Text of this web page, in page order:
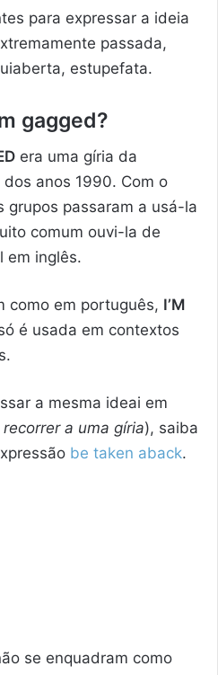
para expressar a ideia
passada,
estupefata.
gagged?
era uma gíria da
anos 1990. Com o
grupos passaram a usá-la
comum ouvi-la de
em inglês.
como em português, I’M
é usada em contextos
a mesma ideai em
a uma gíria), saiba
be taken aback.
se enquadram como